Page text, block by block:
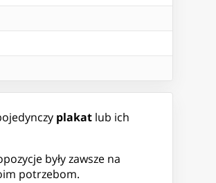
plakat lub ich
były zawsze na
potrzebom.